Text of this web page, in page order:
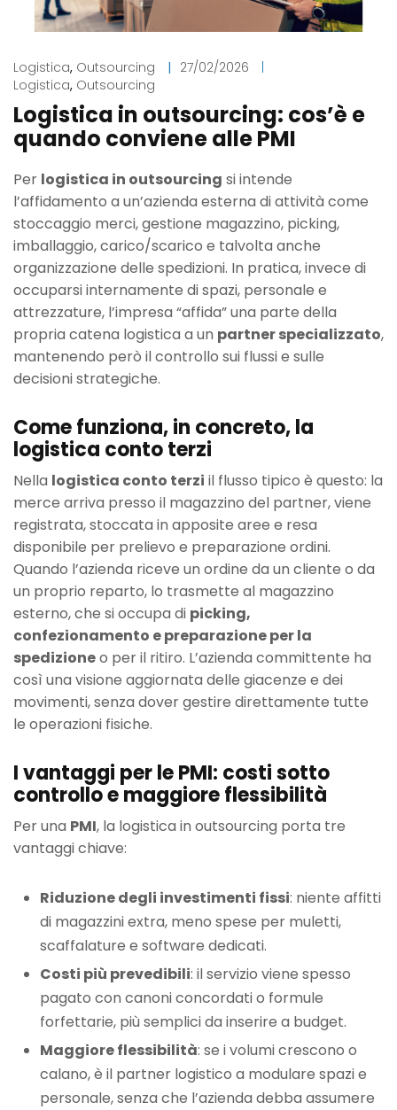
Logistica, Outsourcing | 27/02/2026
Logistica, Outsourcing
Logistica in outsourcing: cos’è e
quando conviene alle PMI
Per logistica in outsourcing si intende
l’affidamento a un’azienda esterna di attività come
stoccaggio merci, gestione magazzino, picking,
imballaggio, carico/scarico e talvolta anche
organizzazione delle spedizioni. In pratica, invece di
occuparsi internamente di spazi, personale e
attrezzature, l’impresa “affida” una parte della
propria catena logistica a un partner specializzato,
mantenendo però il controllo sui flussi e sulle
decisioni strategiche.
Come funziona, in concreto, la
logistica conto terzi
Nella logistica conto terzi il flusso tipico è questo: la
merce arriva presso il magazzino del partner, viene
registrata, stoccata in apposite aree e resa
disponibile per prelievo e preparazione ordini.
Quando l’azienda riceve un ordine da un cliente o da
un proprio reparto, lo trasmette al magazzino
esterno, che si occupa di picking,
confezionamento e preparazione per la
spedizioneo per il ritiro. L’azienda committente ha
così una visione aggiornata delle giacenze e dei
movimenti, senza dover gestire direttamente tutte
le operazioni fisiche.
I vantaggi per le PMI: costi sotto
controllo e maggiore flessibilità
Per una PMI, la logistica in outsourcing porta tre
vantaggi chiave:
Riduzione degli investimenti fissi: niente affitti
di magazzini extra, meno spese per muletti,
scaffalature e software dedicati.
Costi più prevedibili: il servizio viene spesso
pagato con canoni concordati o formule
forfettarie, più semplici da inserire a budget.
Maggiore flessibilità: se i volumi crescono o
calano, è il partner logistico a modulare spazi e
personale, senza che l’azienda debba assumere